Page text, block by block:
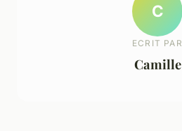
C
ECRIT PAR
Camille